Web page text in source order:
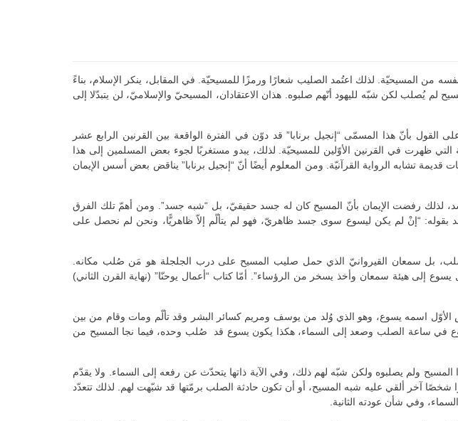
من المسيحيّة. لذلك اعتُمد الصليب شعارًا ورمزًا للمسيحيّة. في المقابل، ينكر الإسلام، بناءً
يُصلب لكن شبّه لليهود أنّهم صلبوه. هذان الاعتقادان، المسيحيّ والإسلاميّ، لن يتبدّلا إلى
القول بأنّ هذا المسمّى “إنجيل برنابا” قد دوّن في الفترة الواقعة بين القرنين الرابع عشر
ظهرت في القرنين الأوّلين للمسيحيّة. لذلك، يبدو مستغربًا لجوء بعض المسلمين إلى هذا
تشابه الرواية القرآنيّة. ومن المعلوم أيضًا أنّ “إنجيل برنابا” يناقض بعض أسس الإيمان
لذلك رفضت الإيمان بأنّ المسيح كان له جسد حقيقيّ، بل “شبه جسد”. ومن أهمّ تلك الفرق
تصدّى لها القدّيس أغناطيوس الأنطاكيّ (+107) مؤكّدًا حقيقة التجسّد بقوله: “إنْ لم يكن ليسوع سوى جسد ظاهريّ، فهو لم يتألّم إلاّ ظاهريًّا، ونحن لم نحصل على
كان يقول بأنّ المسيح لم يُصلب، بل سمعان القيروانيّ الذي حمل صليب المسيح على درب الجلجلة هو مَن صُلب مكانه.
إلى هيئة سمعان وأخذ يسخر من الرؤساء”. أمّا كتاب “أعمال يوحنّا” (نهاية القرن الثاني)
الأوّل اسمه يسوع، وهو الذي وُلد من يوسف ومريم كسائر البشر وقد تألّم ومات وقام من بين
في ساعة الصلب وصعد إلى السماء، هكذا يكون يسوع قد صُلب وحده، فيما نجا المسيح من
آية واحدة (النساء، 157) حيث يؤكّد أنّ اليهود لم يقتلوا المسيح ولم يصلبوه ولكن شبّه لهم ذلك، وفي الآية ذاتها يتحدّث عن رفعه إلى السماء. ولا يقدّم
شخصًا آخر ألقي عليه شبه المسيح، أو أن تكون حادثة الصلب برمّتها قد شبّهت لهم. لذلك تتعدّد
وفي شأن عودته الثانية.